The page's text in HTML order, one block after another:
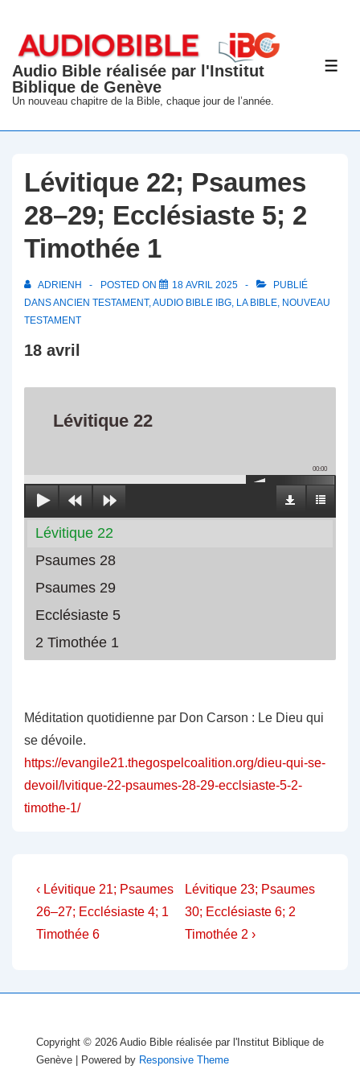
passer
contenu
principal
Audio Bible réalisée par l'Institut
Biblique de Genève
Un nouveau chapitre de la Bible, chaque jour de l’année.
Lévitique 22; Psaumes
28–29; Ecclésiaste 5; 2
Timothée 1
ADRIENH POSTED ON 18 AVRIL 2025
PUBLIÉ
DANSANCIEN TESTAMENT,AUDIO BIBLE IBG, LA BIBLE, NOUVEAU
TESTAMENT
18 avril
Lévitique 22
00:00
Lévitique 22
Psaumes 28
Psaumes 29
Ecclésiaste 5
2 Timothée 1
Méditation quotidienne par Don Carson : Le Dieu qui
se dévoile.
https://evangile21.thegospelcoalition.org/dieu-qui-se-
devoil/lvitique-22-psaumes-28-29-ecclsiaste-5-2-
timothe-1/
Navigation
de
l’article
Previous
Post
is
‹ Lévitique 21; Psaumes
26–27; Ecclésiaste 4; 1
Timothée 6
Next
Post
is
Lévitique 23; Psaumes
30; Ecclésiaste 6; 2
Timothée 2 ›
Copyright © 2026 Audio Bible réalisée par l'Institut Biblique de
Genève
| Powered by Responsive Theme